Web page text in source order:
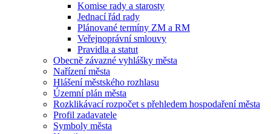
Komise rady a starosty
Jednací řád rady
Plánované termíny ZM a RM
Veřejnoprávní smlouvy
Pravidla a statut
Obecně závazné vyhlášky města
Nařízení města
Hlášení městského rozhlasu
Územní plán města
Rozklikávací rozpočet s přehledem hospodaření města
Profil zadavatele
Symboly města